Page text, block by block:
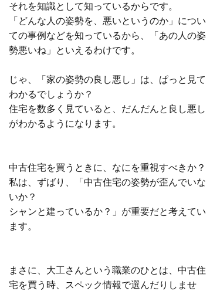
それを知識として知っているからです。
「どんな人の姿勢を、悪いというのか」につい
ての事例などを知っているから、「あの人の姿
勢悪いね」といえるわけです。
じゃ、「家の姿勢の良し悪し」は、ぱっと見て
わかるでしょうか？
住宅を数多く見ていると、だんだんと良し悪し
がわかるようになります。
中古住宅を買うときに、なにを重視すべきか？
私は、ずばり、「中古住宅の姿勢が歪んでいな
いか？
シャンと建っているか？」が重要だと考えてい
ます。
まさに、大工さんという職業のひとは、中古住
宅を買う時、スペック情報で選んだりしませ